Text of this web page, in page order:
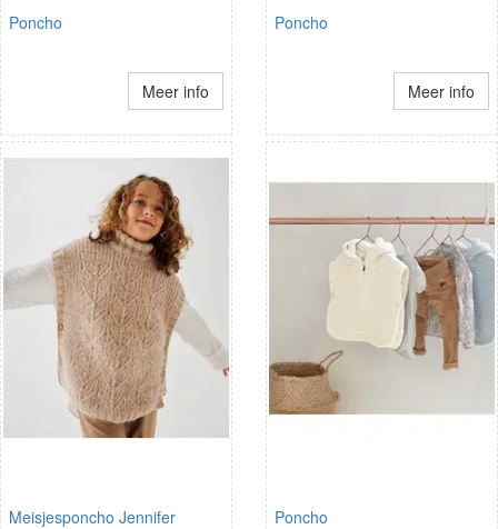
Poncho
Meer info
Poncho
Meer info
Meisjesponcho Jennifer Poncho